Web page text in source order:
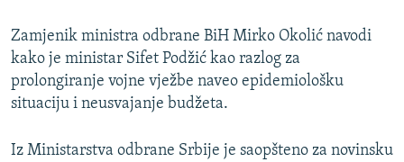
SVE KARTE DEJTONA
NASTANAK I RASPAD JUGOSLAVIJE
Zamjenik ministra odbrane BiH Mirko Okolić navodi
kako je ministar Sifet Podžić kao razlog za
prolongiranje vojne vježbe naveo epidemiološku
situaciju i neusvajanje budžeta.
Iz Ministarstva odbrane Srbije je saopšteno za novinsku